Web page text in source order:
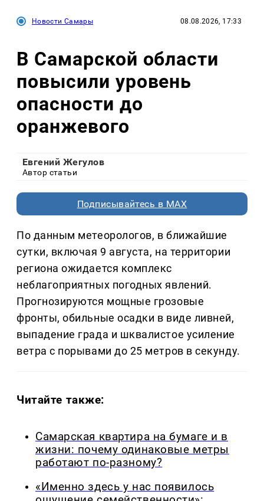
Новости Самары 08.08.2026, 17:33
В Самарской области
повысили уровень
опасности до
оранжевого
Евгений Жегулов
Автор статьи
Подписывайтесь в MAX
По данным метеорологов, в ближайшие
сутки, включая 9 августа, на территории
региона ожидается комплекс
неблагоприятных погодных явлений.
Прогнозируются мощные грозовые
фронты, обильные осадки в виде ливней,
выпадение града и шквалистое усиление
ветра с порывами до 25 метров в секунду.
Читайте также:
Самарская квартира на бумаге и в
жизни: почему одинаковые метры
работают по-разному?
«Именно здесь у нас появилось